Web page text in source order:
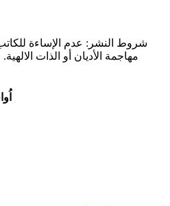
شروط النشر: عدم الإساءة
مهاجمة الأديان أو الذات